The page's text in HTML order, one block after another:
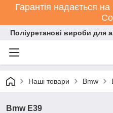
Гарантія надається на
Поліуретанові вироби для
Наші товари Bmw
Bmw E39